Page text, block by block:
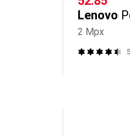
Lenovo
2 Mpx